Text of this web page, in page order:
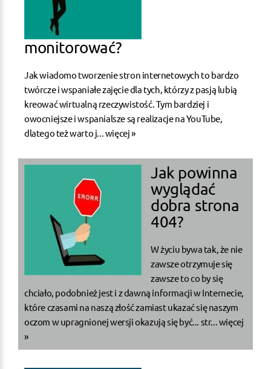
monitorować?
Jak wiadomo tworzenie stron internetowych to bardzo
twórcze i wspaniałe zajęcie dla tych, którzy z pasją lubią
kreować wirtualną rzeczywistość. Tym bardziej i
owocniejsze i wspanialsze są realizacje na YouTube,
dlatego też warto j... więcej »
Jak powinna
wyglądać
dobra strona
404?
W życiu bywa tak, że nie
zawsze otrzymuje się
zawsze to co by się
chciało, podobnież jest i z dawną informacji w Internecie,
które czasami na naszą złość zamiast ukazać się naszym
oczom w upragnionej wersji okazują się być... str... więcej
»